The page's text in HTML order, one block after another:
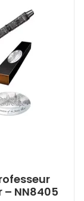
– NN8405